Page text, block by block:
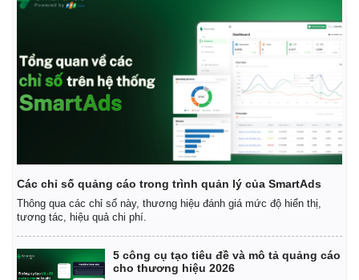
Các chỉ số quảng cáo trong trình quản lý của SmartAds
Thông qua các chỉ số này, thương hiệu đánh giá mức độ hiển thị,
tương tác, hiệu quả chi phí.
5 công cụ tạo tiêu đề và mô tả quảng cáo
cho thương hiệu 2026